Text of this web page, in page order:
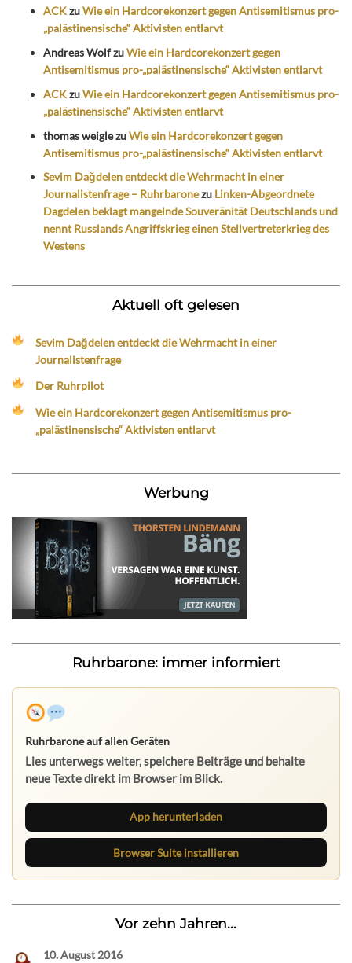
ACKzuWie ein Hardcorekonzert gegen Antisemitismus pro-
„palästinensische“ Aktivisten entlarvt
Andreas WolfzuWie ein Hardcorekonzert gegen
Antisemitismus pro-„palästinensische“ Aktivisten entlarvt
ACKzuWie ein Hardcorekonzert gegen Antisemitismus pro-
„palästinensische“ Aktivisten entlarvt
thomas weiglezuWie ein Hardcorekonzert gegen
Antisemitismus pro-„palästinensische“ Aktivisten entlarvt
Sevim Dağdelen entdeckt die Wehrmacht in einer
Journalistenfrage – Ruhrbaronezu Linken-Abgeordnete
Dagdelen beklagt mangelnde Souveränität Deutschlands und
nennt Russlands Angriffskrieg einen Stellvertreterkrieg des
Westens
Aktuell oft gelesen
Sevim Dağdelen entdeckt die Wehrmacht in einer
Journalistenfrage
Der Ruhrpilot
Wie ein Hardcorekonzert gegen Antisemitismus pro-
„palästinensische“ Aktivisten entlarvt
Werbung
Ruhrbarone: immer informiert
Ruhrbarone auf allen Geräten
Lies unterwegs weiter, speichere Beiträge und behalte
neue Texte direkt im Browser im Blick.
App herunterladen
Browser Suite installieren
Vor zehn Jahren...
10. August 2016